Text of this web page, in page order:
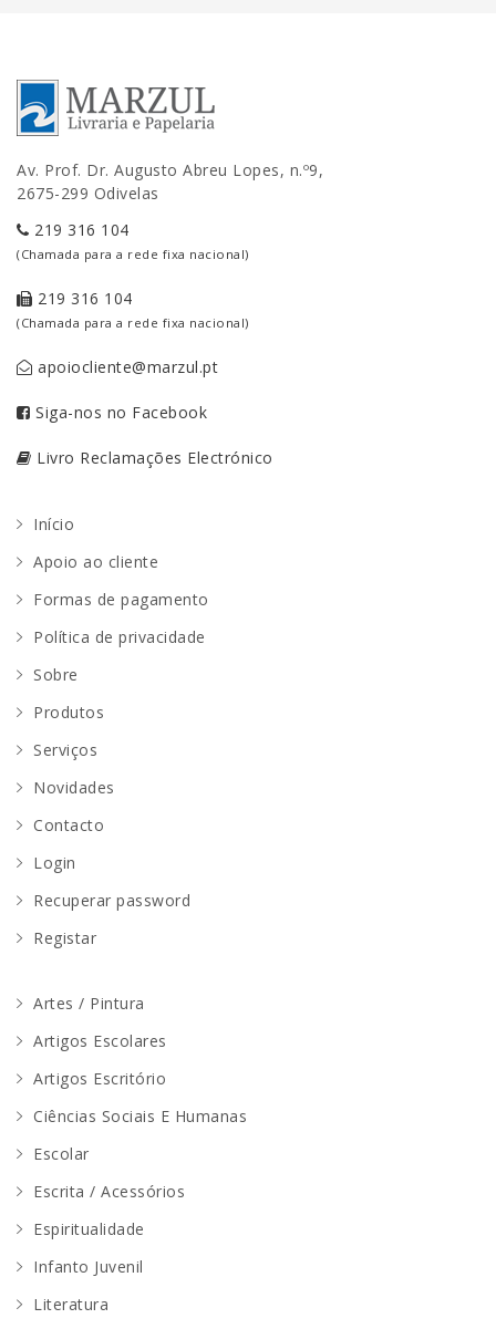
Av. Prof. Dr. Augusto Abreu Lopes, n.º9,
2675-299 Odivelas
219 316 104
(Chamada para a rede fixa nacional)
219 316 104
(Chamada para a rede fixa nacional)
apoiocliente@marzul.pt
Siga-nos no Facebook
Livro Reclamações Electrónico
Início
Apoio ao cliente
Formas de pagamento
Política de privacidade
Sobre
Produtos
Serviços
Novidades
Contacto
Login
Recuperar password
Registar
Artes / Pintura
Artigos Escolares
Artigos Escritório
Ciências Sociais E Humanas
Escolar
Escrita / Acessórios
Espiritualidade
Infanto Juvenil
Literatura